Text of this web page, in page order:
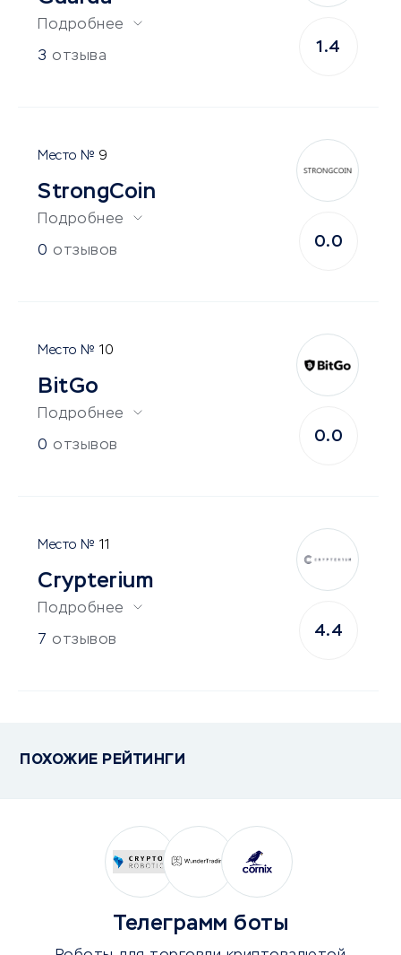
Подробнее
3 отзыва
1.4
9
StrongCoin
Подробнее
0 отзывов
0.0
10
BitGo
Подробнее
0 отзывов
0.0
11
Crypterium
Подробнее
7 отзывов
4.4
ПОХОЖИЕ РЕЙТИНГИ
Телеграмм боты